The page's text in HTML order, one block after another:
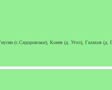
(с.Сидоровское), Конев (д. Угол), Галахов (д.